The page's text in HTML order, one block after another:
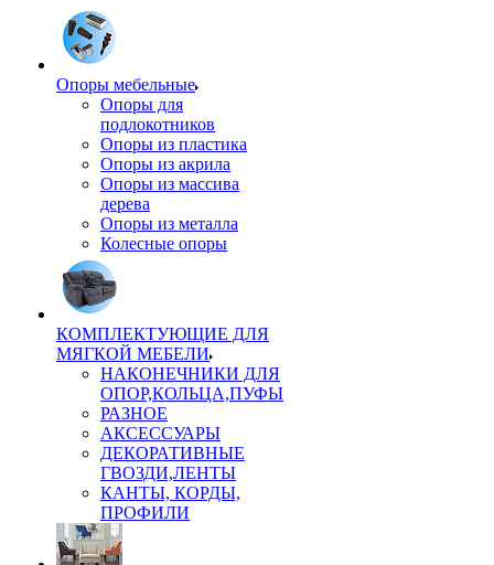
Опоры мебельные
Опоры для
подлокотников
Опоры из пластика
Опоры из акрила
Опоры из массива
дерева
Опоры из металла
Колесные опоры
КОМПЛЕКТУЮЩИЕ ДЛЯ
МЯГКОЙ МЕБЕЛИ
НАКОНЕЧНИКИ ДЛЯ
ОПОР,КОЛЬЦА,ПУФЫ
РАЗНОЕ
АКСЕССУАРЫ
ДЕКОРАТИВНЫЕ
ГВОЗДИ,ЛЕНТЫ
КАНТЫ, КОРДЫ,
ПРОФИЛИ